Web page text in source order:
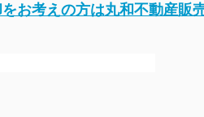
お考えの方は丸和不動産販